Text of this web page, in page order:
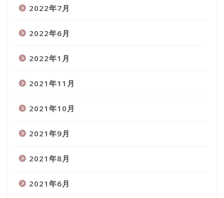
2022年7月
2022年6月
2022年1月
2021年11月
2021年10月
2021年9月
2021年8月
2021年6月